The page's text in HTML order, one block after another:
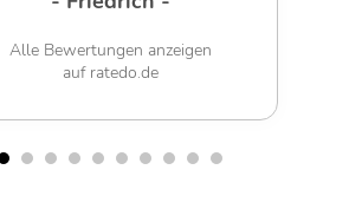
auf ratedo.de